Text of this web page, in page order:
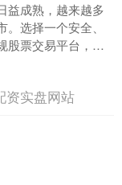
益成熟，越来越多
选择一个安全、
股票交易平台，是
市场上众多的选
资实盘网站